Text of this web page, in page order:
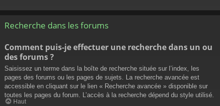
Recherche dans les forums
Comment puis-je effectuer une recherche dans un ou
des forums ?
Saisissez un terme dans la boîte de recherche située sur l’index, les
pages des forums ou les pages de sujets. La recherche avancée est
accessible en cliquant sur le lien « Recherche avancée » disponible sur
toutes les pages du forum. L’accès à la recherche dépend du style utilisé.
Haut